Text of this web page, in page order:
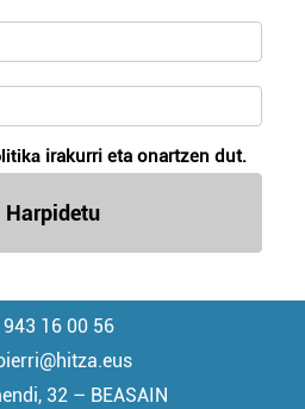
irakurri eta onartzen dut.
Harpidetu
943 16 00 56
32 – BEASAIN